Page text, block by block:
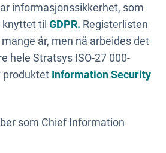
informasjonssikkerhet, som
til GDPR. Registerlisten
år, men nå arbeides det
hele Stratsys ISO-27 000-
produktet Information Security
som Chief Information